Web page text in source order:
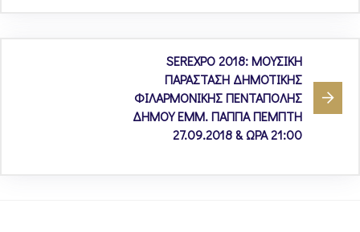
SEREXPO 2018: ΜΟΥΣΙΚΗ
ΠΑΡΑΣΤΑΣΗ ΔΗΜΟΤΙΚΗΣ
ΦΙΛΑΡΜΟΝΙΚΗΣ ΠΕΝΤΑΠΟΛΗΣ
ΔΗΜΟΥ ΕΜΜ. ΠΑΠΠΑ ΠΕΜΠΤΗ
27.09.2018 & ΩΡΑ 21:00